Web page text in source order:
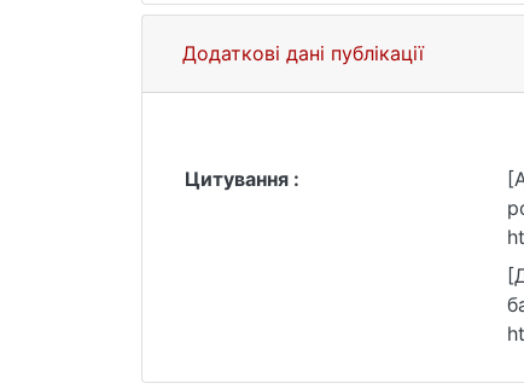
Додаткові дані публікації
Цитування :